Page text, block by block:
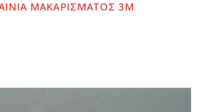
ΜΑΚΑΡΙΣΜΑΤΟΣ 3Μ